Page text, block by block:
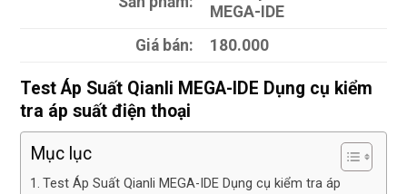
MEGA-IDE
Giá bán:
180.000
Test Áp Suất Qianli MEGA-IDE Dụng cụ kiểm
tra áp suất điện thoại
Mục lục
Test Áp Suất Qianli MEGA-IDE Dụng cụ kiểm tra áp